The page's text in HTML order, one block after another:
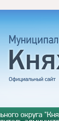
округа